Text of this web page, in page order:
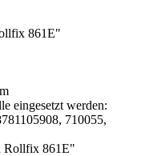
861E"
eingesetzt werden:
710055,
Rollfix 861E"